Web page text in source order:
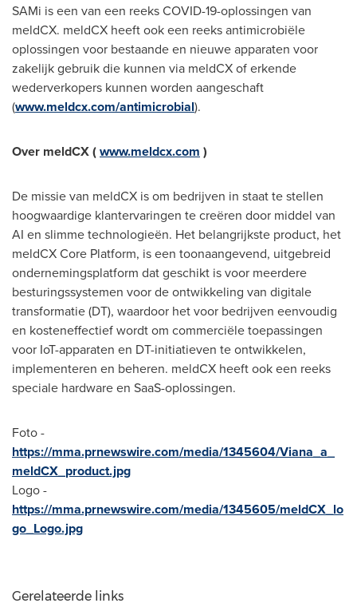
SAMi is een van een reeks COVID-19-oplossingen van
meldCX. meldCX heeft ook een reeks antimicrobiële
oplossingen voor bestaande en nieuwe apparaten voor
zakelijk gebruik die kunnen via meldCX of erkende
wederverkopers kunnen worden aangeschaft
(www.meldcx.com/antimicrobial).
Over meldCX (www.meldcx.com )
De missie van meldCX is om bedrijven in staat te stellen
hoogwaardige klantervaringen te creëren door middel van
AI en slimme technologieën. Het belangrijkste product, het
meldCX Core Platform, is een toonaangevend, uitgebreid
ondernemingsplatform dat geschikt is voor meerdere
besturingssystemen voor de ontwikkeling van digitale
transformatie (DT), waardoor het voor bedrijven eenvoudig
en kosteneffectief wordt om commerciële toepassingen
voor IoT-apparaten en DT-initiatieven te ontwikkelen,
implementeren en beheren. meldCX heeft ook een reeks
speciale hardware en SaaS-oplossingen.
Foto -
https://mma.prnewswire.com/media/1345604/Viana_a_
meldCX_product.jpg
Logo -
https://mma.prnewswire.com/media/1345605/meldCX_lo
go_Logo.jpg
Gerelateerde links